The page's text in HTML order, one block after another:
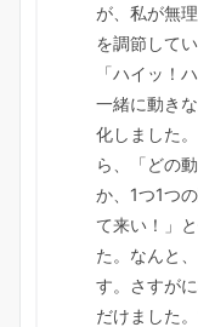
が、私が無
を調節して
「ハイッ！
一緒に動き
化しました
ら、「どの
か、1つ1つ
て来い！」
た。なんと
す。さすが
だけました